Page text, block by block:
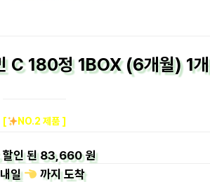
C 180정 1BOX (6개월) 1개
[ NO.2 제품 ]
할인 된83,660 원
내일
까지도착